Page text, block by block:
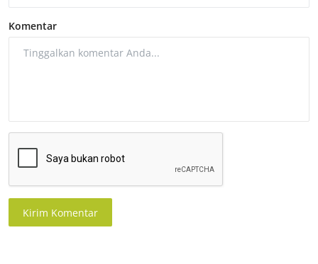
Komentar
Kirim Komentar